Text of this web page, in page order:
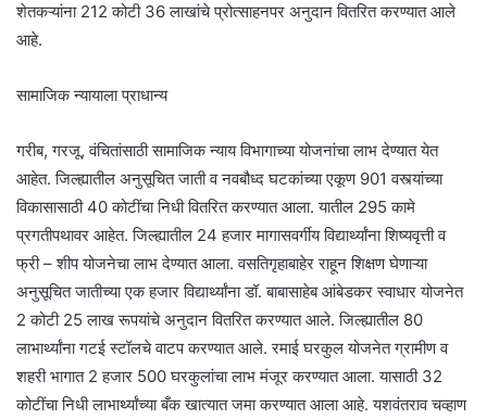
शेतकऱ्यांना 212 कोटी 36 लाखांचे प्रोत्साहनपर अनुदान वितरित करण्यात आले
आहे.
सामाज‍िक न्यायाला प्राधान्य
गरीब, गरजू, वंचितांसाठी सामाजिक न्याय विभागाच्या योजनांचा लाभ देण्यात येत
आहेत. जिल्ह्यातील अनुसूचित जाती व नवबौध्द घटकांच्या एकूण 901 वस्त्यांच्या
विकासासाठी 40 कोटींचा निधी वितरित करण्यात आला. यातील 295 कामे
प्रगतीपथावर आहेत. जिल्ह्यातील 24 हजार मागासवर्गीय विद्यार्थ्यांना शिष्यवृत्ती व
फ्री – शीप योजनेचा लाभ देण्यात आला. वसतिगृहाबाहेर राहून शिक्षण घेणाऱ्या
अनुसूचित जातीच्या एक हजार विद्यार्थ्यांना डॉ. बाबासाहेब आंबेडकर स्वाधार योजनेत
2 कोटी 25 लाख रूपयांचे अनुदान वितरित करण्यात आले. जिल्ह्यातील 80
लाभार्थ्यांना गटई स्टॉलचे वाटप करण्यात आले. रमाई घरकुल योजनेत ग्रामीण व
शहरी भागात 2 हजार 500 घरकुलांचा लाभ मंजूर करण्यात आला. यासाठी 32
कोटींचा निधी लाभार्थ्यांच्या बँक खात्यात जमा करण्यात आला आहे. यशवंतराव चव्हाण